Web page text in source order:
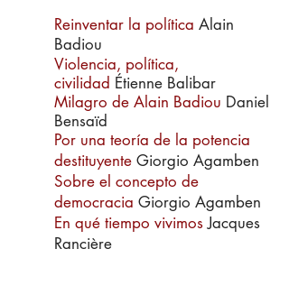
Reinventar la política Alain
Badiou
Violencia, política,
civilidad Étienne Balibar
Milagro de Alain Badiou Daniel
Bensaïd
Por una teoría de la potencia
destituyente Giorgio Agamben
Sobre el concepto de
democracia Giorgio Agamben
En qué tiempo vivimos Jacques
Rancière